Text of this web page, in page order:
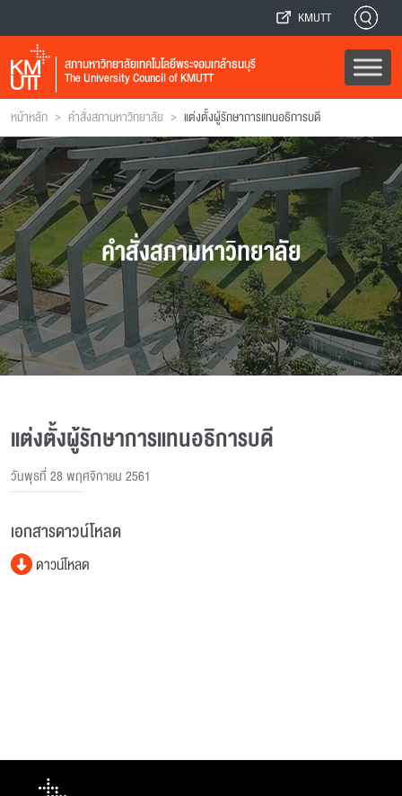
KMUTT
สภามหาวิทยาลัยเทคโนโลยีพระจอมเกล้าธนบุรี
The University Council of KMUTT
หน้าหลัก > คำสั่งสภามหาวิทยาลัย > แต่งตั้งผู้รักษาการแทนอธิการบดี
คำสั่งสภามหาวิทยาลัย
แต่งตั้งผู้รักษาการแทนอธิการบดี
วันพุธที่ 28 พฤศจิกายน 2561
เอกสารดาวน์โหลด
ดาวน์โหลด